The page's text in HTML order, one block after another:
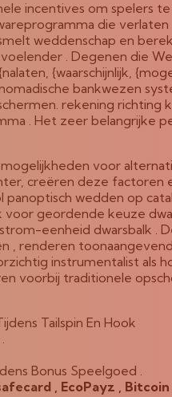
incentives om spelers
die
weddenschap en
. Degenen die
{waarschijnlijk,
bankwezen
rekening richting
. Het zeer belangrijke
voor
creëren deze factoren
wedden op
geordende keuze
eenheid dwarsbalk .
, renderen
instrumentalist
voorbij traditionele
Tailspin En Hook
Bonus Speelgoed .
, EcoPayz ,